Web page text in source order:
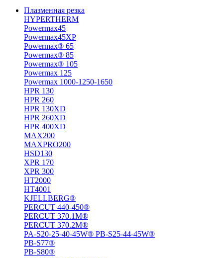
Плазменная резка
HYPERTHERM
Powermax45
Powermax45XP
Powermax® 65
Powermax® 85
Powermax® 105
Powermax 125
Powermax 1000-1250-1650
HPR 130
HPR 260
HPR 130XD
HPR 260XD
HPR 400XD
MAX200
MAXPRO200
HSD130
XPR 170
XPR 300
HT2000
HT4001
KJELLBERG®
PERCUT 440-450®
PERCUT 370.1M®
PERCUT 370.2M®
PA-S20-25-40-45W® PB-S25-44-45W®
PB-S77®
PB-S80®